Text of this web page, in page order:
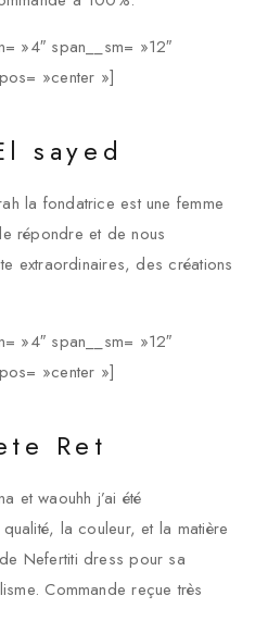
»4″ span__sm= »12″
»center »]
sayed
la fondatrice est une femme
répondre et de nous
extraordinaires, des créations
»4″ span__sm= »12″
»center »]
Ret
et waouhh j’ai été
la couleur, et la matière
Nefertiti dress pour sa
Commande reçue très